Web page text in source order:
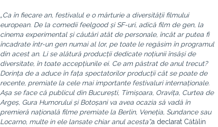
„Ca în fiecare an, festivalul e o mărturie a diversității filmului
european. De la comedii feelgood și SF-uri, adică film de gen, la
cinema experimental și căutări atât de personale, încât ar putea fi
încadrate într-un gen numai al lor, pe toate le regăsim în programul
din acest an. Li se alătură producții dedicate noțiunii însăși de
diversitate, în toate accepțiunile ei. Ce am păstrat de anul trecut?
Dorința de a aduce în fața spectatorilor producții cât se poate de
recente, premiate la cele mai importante festivaluri internaționale.
Așa se face că publicul din București, Timișoara, Oravița, Curtea de
Argeș, Gura Humorului și Botoșani va avea ocazia să vadă în
premieră națională filme premiate la Berlin, Veneția, Sundance sau
Locarno, multe in ele lansate chiar anul acesta”,a declarat Cătălin